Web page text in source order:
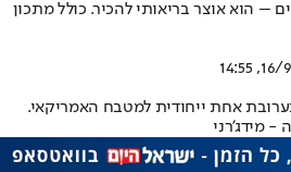
– הוא אוצר בריאותי להכיר. כולל מתכון
16/9/
אחת ייחודית למטבח האמריקאי.
- מידג'רני